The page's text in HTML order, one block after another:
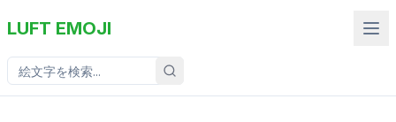
LUFT EMOJI